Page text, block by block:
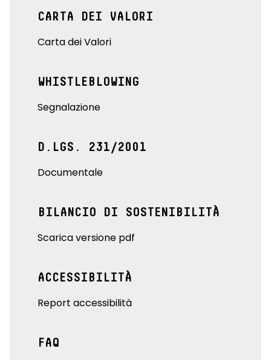
CARTA DEI VALORI
Carta dei Valori
WHISTLEBLOWING
Segnalazione
D.LGS. 231/2001
Documentale
BILANCIO DI SOSTENIBILITÀ
Scarica versione pdf
ACCESSIBILITÀ
Report accessibilità
FAQ